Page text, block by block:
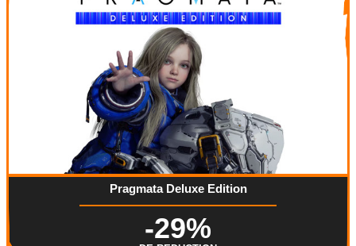
Pragmata Deluxe Edition
-29%